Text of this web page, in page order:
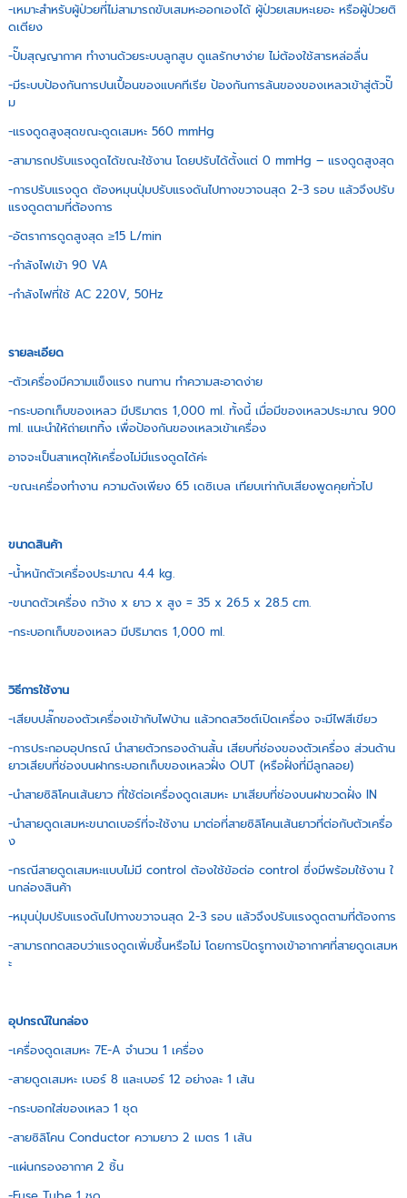
-เหมาะสำหรับผู้ป่วยที่ไม่สามารถขับเสมหะออกเองได้ ผู้ป่วยเสมหะเยอะ หรือผู้ป่วยติ
ดเตียง
-ปั๊มสุญญากาศ ทำงานด้วยระบบลูกสูบ ดูแลรักษาง่าย ไม่ต้องใช้สารหล่อลื่น
-มีระบบป้องกันการปนเปื้อนของแบคทีเรีย ป้องกันการล้นของของเหลวเข้าสู่ตัวปั๊
ม
-แรงดูดสูงสุดขณะดูดเสมหะ 560 mmHg
-สามารถปรับแรงดูดได้ขณะใช้งาน โดยปรับได้ตั้งแต่ 0 mmHg – แรงดูดสูงสุด
-การปรับแรงดูด ต้องหมุนปุ่มปรับแรงดันไปทางขวาจนสุด 2-3 รอบ แล้วจึงปรับ
แรงดูดตามที่ต้องการ
-อัตราการดูดสูงสุด ≥15 L/min
-กำลังไฟเข้า 90 VA
-กำลังไฟที่ใช้ AC 220V, 50Hz
รายละเอียด
-ตัวเครื่องมีความแข็งแรง ทนทาน ทำความสะอาดง่าย
-กระบอกเก็บของเหลว มีปริมาตร 1,000 ml. ทั้งนี้ เมื่อมีของเหลวประมาณ 900
ml. แนะนำให้ถ่ายเททิ้ง เพื่อป้องกันของเหลวเข้าเครื่อง
อาจจะเป็นสาเหตุให้เครื่องไม่มีแรงดูดได้ค่ะ
-ขณะเครื่องทำงาน ความดังเพียง 65 เดซิเบล เทียบเท่ากับเสียงพูดคุยทั่วไป
ขนาดสินค้า
-น้ำหนักตัวเครื่องประมาณ 4.4 kg.
-ขนาดตัวเครื่อง กว้าง x ยาว x สูง = 35 x 26.5 x 28.5 cm.
-กระบอกเก็บของเหลว มีปริมาตร 1,000 ml.
วิธีการใช้งาน
-เสียบปลั๊กของตัวเครื่องเข้ากับไฟบ้าน แล้วกดสวิซต์เปิดเครื่อง จะมีไฟสีเขียว
-การประกอบอุปกรณ์ นำสายตัวกรองด้านสั้น เสียบที่ช่องของตัวเครื่อง ส่วนด้าน
ยาวเสียบที่ช่องบนฝากระบอกเก็บของเหลวฝั่ง OUT (หรือฝั่งที่มีลูกลอย)
-นำสายซิลิโคนเส้นยาว ที่ใช้ต่อเครื่องดูดเสมหะ มาเสียบที่ช่องบนฝาขวดฝั่ง IN
-นำสายดูดเสมหะขนาดเบอร์ที่จะใช้งาน มาต่อที่สายซิลิโคนเส้นยาวที่ต่อกับตัวเครื่อ
ง
-กรณีสายดูดเสมหะแบบไม่มี control ต้องใช้ข้อต่อ control ซึ่งมีพร้อมใช้งาน ใ
นกล่องสินค้า
-หมุนปุ่มปรับแรงดันไปทางขวาจนสุด 2-3 รอบ แล้วจึงปรับแรงดูดตามที่ต้องการ
-สามารถทดสอบว่าแรงดูดเพิ่มชึ้นหรือไม่ โดยการปิดรูทางเข้าอากาศที่สายดูดเสมห
ะ
อุปกรณ์ในกล่อง
-เครื่องดูดเสมหะ 7E-A จำนวน 1 เครื่อง
-สายดูดเสมหะ เบอร์ 8 และเบอร์ 12 อย่างละ 1 เส้น
-กระบอกใส่ของเหลว 1 ชุด
-สายซิลิโคน Conductor ความยาว 2 เมตร 1 เส้น
-แผ่นกรองอากาศ 2 ชิ้น